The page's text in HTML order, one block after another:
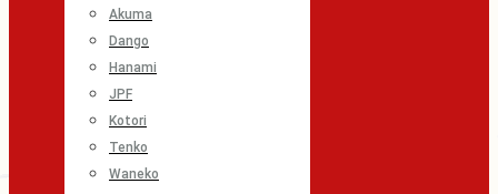
Akuma
Dango
Hanami
JPF
Kotori
Tenko
Waneko